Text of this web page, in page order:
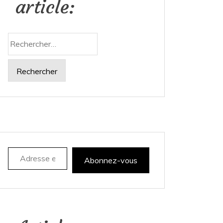
article:
Adresse e-mail
Abonnez-vous